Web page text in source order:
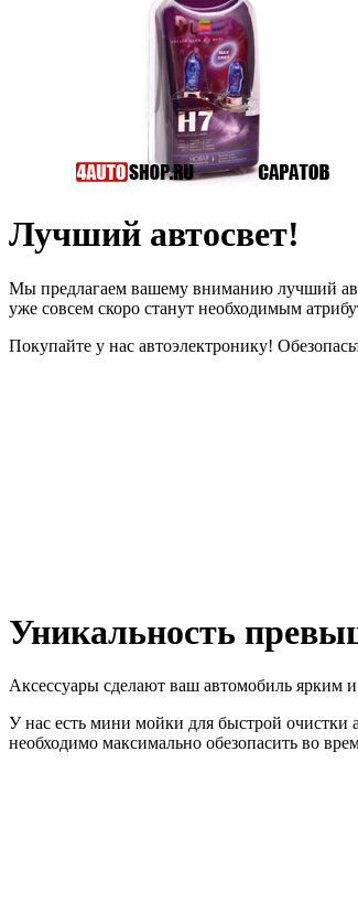
Лучший автосвет!
Мы предлагаем вашему вниманию лучший
уже совсем скоро станут необходимым
Покупайте у нас автоэлектронику!
Уникальность
Аксессуары сделают ваш автомобиль ярким и
У нас есть мини мойки для быстрой очистки
необходимо максимально обезопасить во